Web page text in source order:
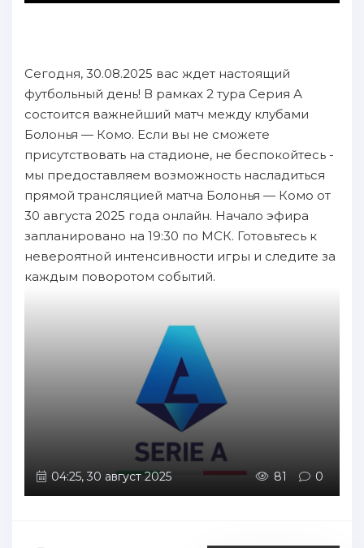
Сегодня, 30.08.2025 вас ждет настоящий
футбольный день! В рамках 2 тура Серия А
состоится важнейший матч между клубами
Болонья — Комо. Если вы не сможете
присутствовать на стадионе, не беспокойтесь -
мы предоставляем возможность насладиться
прямой трансляцией матча Болонья — Комо от
30 августа 2025 года онлайн. Начало эфира
запланировано на 19:30 по МСК. Готовьтесь к
невероятной интенсивности игры и следите за
каждым поворотом событий.
04:25, 30 август 2025 81 0